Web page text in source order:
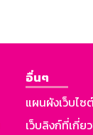
อื่นๆ
แผนผังเว็บไซ
เว็บลิงก์ที่เกี่ย